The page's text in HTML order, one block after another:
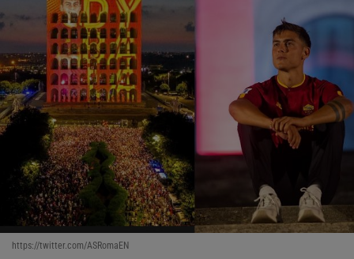
https://twitter.com/ASRomaEN